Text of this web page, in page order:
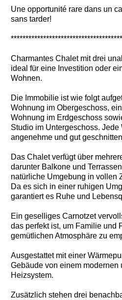
Une opportunité rare dans un
sans tarder!
Charmantes Chalet mit drei
ideal für eine Investition oder
Wohnen.
Die Immobilie ist wie folgt
Wohnung im Obergeschoss,
Wohnung im Erdgeschoss
Studio im Untergeschoss. Jede
angenehme und gut
Das Chalet verfügt über
darunter Balkone und
natürliche Umgebung in vollen
Da es sich in einer ruhigen
garantiert es Ruhe und
Ein geselliges Carnotzet
das perfekt ist, um Familie und
gemütlichen Atmosphäre zu
Ausgestattet mit einer
Gebäude von einem modernen
Heizsystem.
Zusätzlich stehen drei